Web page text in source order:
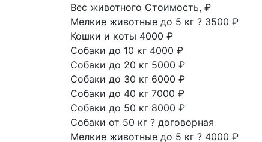
Вес животного Стоимость, ₽
Мелкие животные до 5 кг ? 3500 ₽
Кошки и коты 4000 ₽
Собаки до 10 кг 4000 ₽
Собаки до 20 кг 5000 ₽
Собаки до 30 кг 6000 ₽
Собаки до 40 кг 7000 ₽
Собаки до 50 кг 8000 ₽
Собаки от 50 кг ? договорная
Мелкие животные до 5 кг ? 4000 ₽